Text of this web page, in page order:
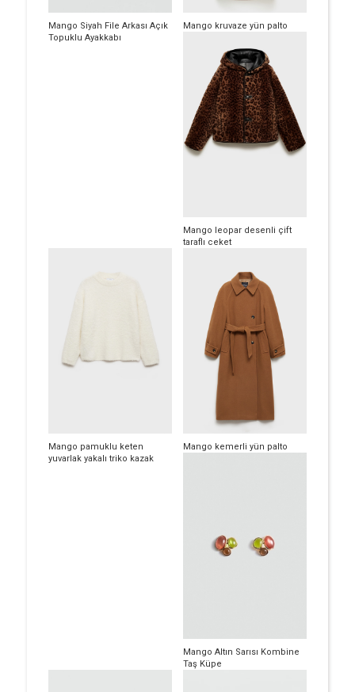
Mango Siyah File Arkası Açık
Topuklu Ayakkabı
Mango kruvaze yün palto
Mango leopar desenli çift
taraflı ceket
Mango pamuklu keten
yuvarlak yakalı triko kazak
Mango kemerli yün palto
Mango Altın Sarısı Kombine
Taş Küpe